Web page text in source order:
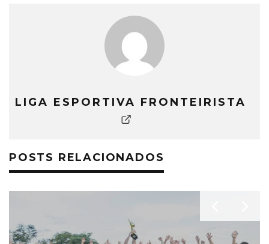
LIGA ESPORTIVA FRONTEIRISTA
POSTS RELACIONADOS